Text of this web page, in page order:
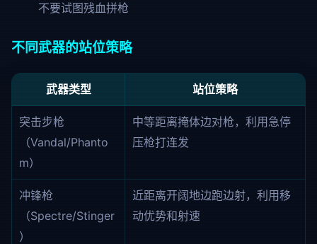
不要试图残血拼枪
不同武器的站位策略
武器类型 站位策略
突击步枪
（Vandal/Phanto
m）
中等距离掩体边对枪，利用急停
压枪打连发
冲锋枪
（Spectre/Stinger
）
近距离开阔地边跑边射，利用移
动优势和射速